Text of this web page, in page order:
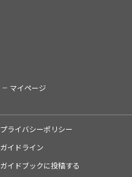
マイページ
プライバシーポリシー
ガイドライン
ガイドブックに投稿する